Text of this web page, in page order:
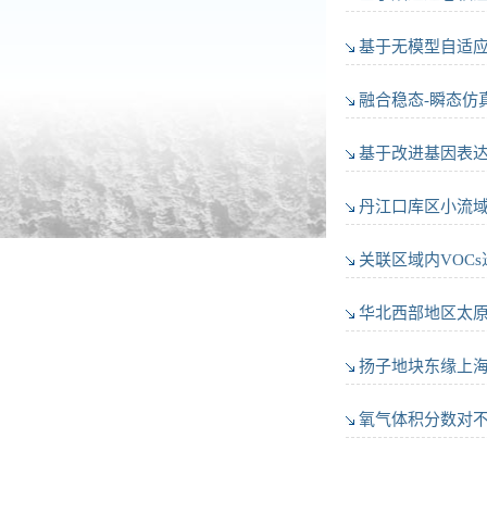
基于无模型自适
融合稳态-瞬态仿
基于改进基因表
丹江口库区小流
关联区域内
华北西部地区太
扬子地块东缘上
氧气体积分数对